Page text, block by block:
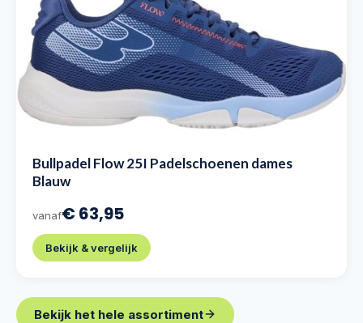
Bullpadel Flow 25I Padelschoenen dames
Blauw
vanaf€ 63,95
Bekijk & vergelijk
Bekijk het hele assortiment